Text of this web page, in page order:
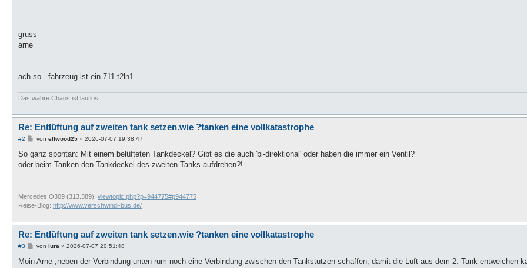
gruss
arne
ach so...fahrzeug ist ein 711 t2ln1
Das wahre Chaos ist lautlos
Re: Entlüftung auf zweiten tank setzen.wie ?tanken eine vollkatastrophe
#2
B
i
t
r
von ellwood25» 2026-07-07 19:38:47
So ganz spontan: Mit einem belüfteten Tankdeckel? Gibt es die auch 'bi-direktional' oder haben die immer ein Ventil?
oder beim Tanken den Tankdeckel des zweiten Tanks aufdrehen?!
Mercedes O309 (313.389): viewtopic.php?p=944775#p944775
Reise-Blog: http://www.verschwindi-bus.de/
Re: Entlüftung auf zweiten tank setzen.wie ?tanken eine vollkatastrophe
#3
B
i
von lura » 2026-07-07 20:51:48
Moin Arne ,neben der Verbindung unten rum noch eine Verbindung zwischen den Tankstutzen schaffen, damit die Luft aus dem 2. Tank entweichen